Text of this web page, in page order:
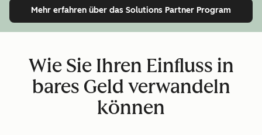
Mehr erfahren über das Solutions Partner Program
Wie Sie Ihren Einfluss in
bares Geld verwandeln
können